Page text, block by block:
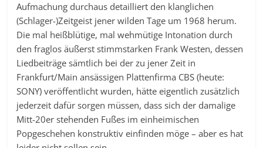
Aufmachung durchaus detailliert den klanglichen
(Schlager-)Zeitgeist jener wilden Tage um 1968 herum.
Die mal heißblütige, mal wehmütige Intonation durch
den fraglos äußerst stimmstarken Frank Westen, dessen
Liedbeiträge sämtlich bei der zu jener Zeit in
Frankfurt/Main ansässigen Plattenfirma CBS (heute:
SONY) veröffentlicht wurden, hätte eigentlich zusätzlich
jederzeit dafür sorgen müssen, dass sich der damalige
Mitt-20er stehenden Fußes im einheimischen
Popgeschehen konstruktiv einfinden möge – aber es hat